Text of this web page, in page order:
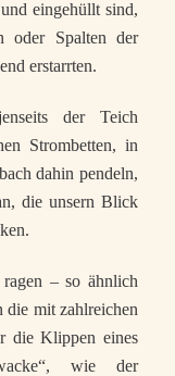
eingehüllt sind,
oder Spalten der
erstarrten.
der Teich
Strombetten, in
dahin pendeln,
die unsern Blick
– so ähnlich
die mit zahlreichen
die Klippen eines
wie der